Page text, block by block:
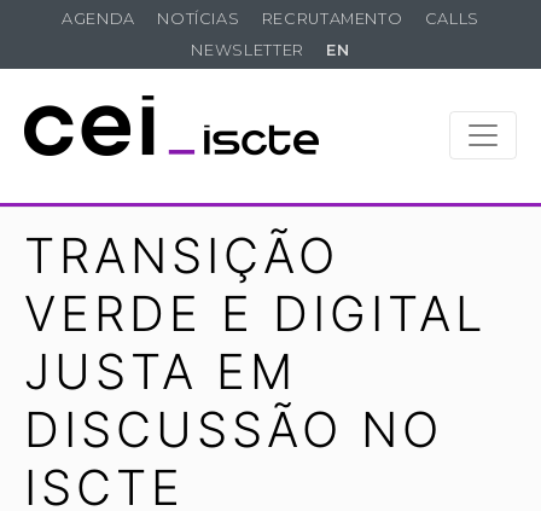
AGENDA NOTÍCIAS RECRUTAMENTO
CALLS
NEWSLETTER
EN
TRANSIÇÃO
VERDE E DIGITAL
JUSTA EM
DISCUSSÃO NO
ISCTE